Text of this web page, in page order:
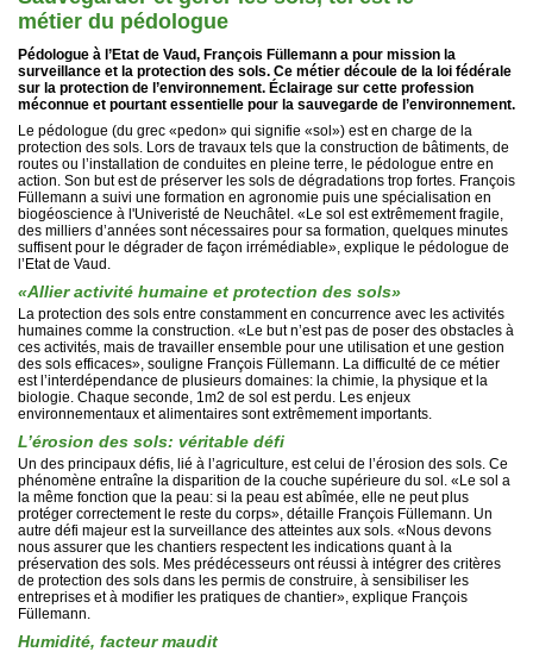
métier du pédologue
Pédologue à l’Etat de Vaud, François Füllemann a pour mission la
surveillance et la protection des sols. Ce métier découle de la loi fédérale
sur la protection de l’environnement. Éclairage sur cette profession
méconnue et pourtant essentielle pour la sauvegarde de l’environnement.
Le pédologue (du grec «pedon» qui signifie «sol») est en charge de la
protection des sols. Lors de travaux tels que la construction de bâtiments, de
routes ou l’installation de conduites en pleine terre, le pédologue entre en
action. Son but est de préserver les sols de dégradations trop fortes. François
Füllemann a suivi une formation en agronomie puis une spécialisation en
biogéoscience à l'Univeristé de Neuchâtel. «Le sol est extrêmement fragile,
des milliers d’années sont nécessaires pour sa formation, quelques minutes
suffisent pour le dégrader de façon irrémédiable», explique le pédologue de
l’Etat de Vaud.
«Allier activité humaine et protection des sols»
La protection des sols entre constamment en concurrence avec les activités
humaines comme la construction. «Le but n’est pas de poser des obstacles à
ces activités, mais de travailler ensemble pour une utilisation et une gestion
des sols efficaces», souligne François Füllemann. La difficulté de ce métier
est l’interdépendance de plusieurs domaines: la chimie, la physique et la
biologie. Chaque seconde, 1m2 de sol est perdu. Les enjeux
environnementaux et alimentaires sont extrêmement importants.
L’érosion des sols: véritable défi
Un des principaux défis, lié à l’agriculture, est celui de l’érosion des sols. Ce
phénomène entraîne la disparition de la couche supérieure du sol. «Le sol a
la même fonction que la peau: si la peau est abîmée, elle ne peut plus
protéger correctement le reste du corps», détaille François Füllemann. Un
autre défi majeur est la surveillance des atteintes aux sols. «Nous devons
nous assurer que les chantiers respectent les indications quant à la
préservation des sols. Mes prédécesseurs ont réussi à intégrer des critères
de protection des sols dans les permis de construire, à sensibiliser les
entreprises et à modifier les pratiques de chantier», explique François
Füllemann.
Humidité, facteur maudit